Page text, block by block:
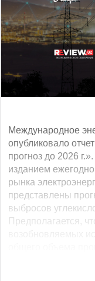
Международное
опубликовало
прогноз до 2026
изданием
рынка
представлены
выбросов
Предполагается,